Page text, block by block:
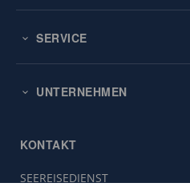
SERVICE
UNTERNEHMEN
KONTAKT
SEEREISEDIENST
Diese